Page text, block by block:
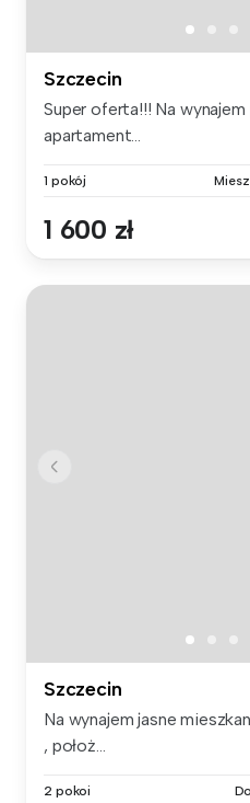
Szczecin
Super oferta!!! Na wynajem
apartament...
1 pokój
1 600 zł
Szczecin
Na wynajem jasne
, położ...
2 pokoi